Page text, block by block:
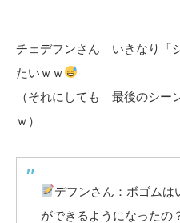
チェデフンさん いきなり「
たいｗｗ
（それにしても 最後のシー
ｗ）
デフンさん：ボゴムは
ができるようになったの